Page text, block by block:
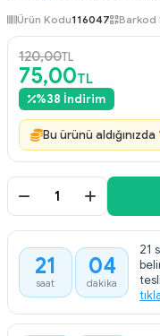
Ürün Kodu116047 Barkod
120,00TL
75,00TL
%38 İndirim
Bu ürünü aldığınızda
21
saat
04
dakika
21